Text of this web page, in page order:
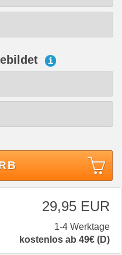
i
29,95 EUR
1-4 Werktage
kostenlos ab 49€ (D)